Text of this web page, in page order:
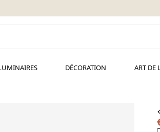
DÉCORATION ART DE